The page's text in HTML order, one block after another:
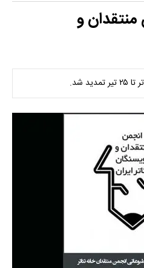
منتقدان و
شد.